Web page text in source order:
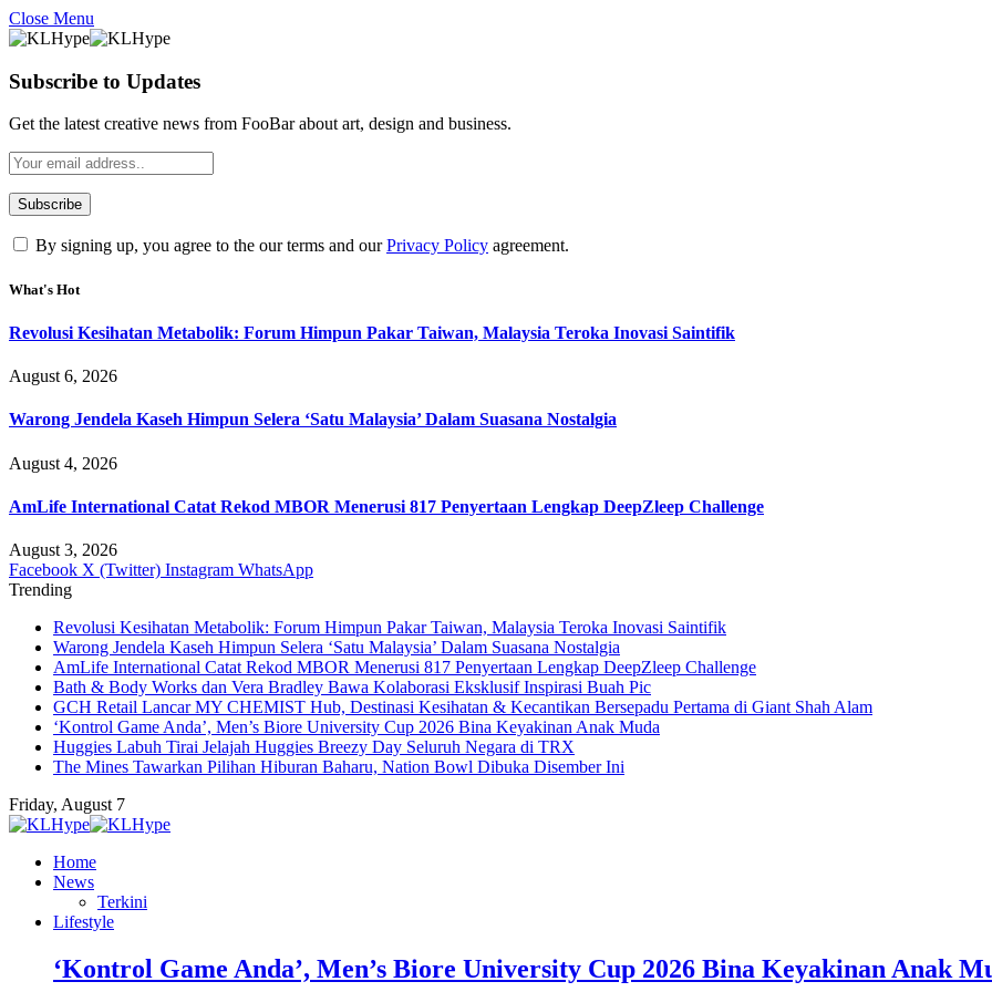
Close Menu
Subscribe to Updates
Get the latest creative news from FooBar about art, design and business.
By signing up, you agree to the our terms and ourPrivacy Policy agreement.
What's Hot
Revolusi Kesihatan Metabolik: Forum Himpun Pakar Taiwan, Malaysia Teroka Inovasi Saintifik
August 6, 2026
Warong Jendela Kaseh Himpun Selera ‘Satu Malaysia’ Dalam Suasana Nostalgia
August 4, 2026
AmLife International Catat Rekod MBOR Menerusi 817 Penyertaan Lengkap DeepZleep Challenge
August 3, 2026
Facebook X (Twitter) Instagram WhatsApp
Trending
Revolusi Kesihatan Metabolik: Forum Himpun Pakar Taiwan, Malaysia Teroka Inovasi Saintifik
Warong Jendela Kaseh Himpun Selera ‘Satu Malaysia’ Dalam Suasana Nostalgia
AmLife International Catat Rekod MBOR Menerusi 817 Penyertaan Lengkap DeepZleep Challenge
Bath & Body Works dan Vera Bradley Bawa Kolaborasi Eksklusif Inspirasi Buah Pic
GCH Retail Lancar MY CHEMIST Hub, Destinasi Kesihatan & Kecantikan Bersepadu Pertama di Giant Shah Alam
‘Kontrol Game Anda’, Men’s Biore University Cup 2026 Bina Keyakinan Anak Muda
Huggies Labuh Tirai Jelajah Huggies Breezy Day Seluruh Negara di TRX
The Mines Tawarkan Pilihan Hiburan Baharu, Nation Bowl Dibuka Disember Ini
Friday, August 7
Home
News
Terkini
Lifestyle
‘Kontrol Game Anda’, Men’s Biore University Cup 2026 Bina Keyakinan Anak